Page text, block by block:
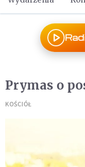
Prymas o
KOŚCIÓŁ